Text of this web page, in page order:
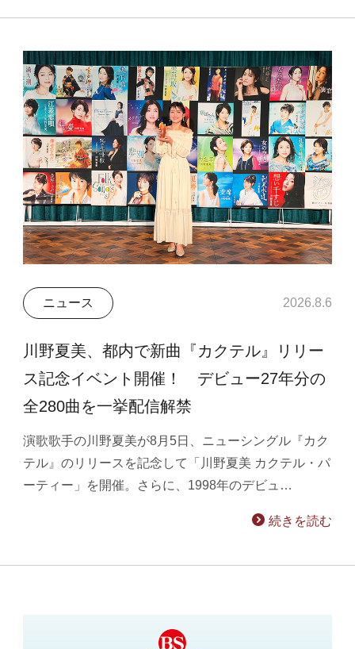
ニュース 2026.8.6
川野夏美、都内で新曲『カクテル』リリー
ス記念イベント開催！ デビュー27年分の
全280曲を一挙配信解禁
演歌歌手の川野夏美が8月5日、ニューシングル『カク
テル』のリリースを記念して「川野夏美 カクテル・パ
ーティー」を開催。さらに、1998年のデビュ…
続きを読む